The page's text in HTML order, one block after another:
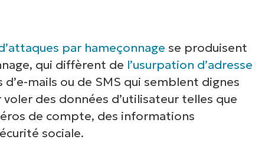
par hameçonnage se produisent
qui diffèrent de l’usurpation d’adresse
mails ou de SMS qui semblent dignes
des données d’utilisateur telles que
de compte, des informations
sociale.